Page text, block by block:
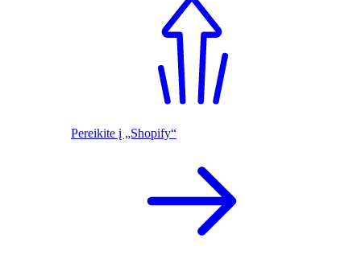
Pereikite į „Shopify“